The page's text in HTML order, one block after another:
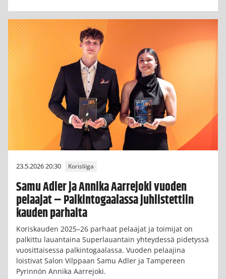
23.5.2026 20:30 Korisliiga
Samu Adler ja Annika Aarrejoki vuoden
pelaajat – Palkintogaalassa juhlistettiin
kauden parhaita
Koriskauden 2025–26 parhaat pelaajat ja toimijat on
palkittu lauantaina Superlauantain yhteydessä pidetyssä
vuosittaisessa palkintogaalassa. Vuoden pelaajina
loistivat Salon Vilppaan Samu Adler ja Tampereen
Pyrinnön Annika Aarrejoki.